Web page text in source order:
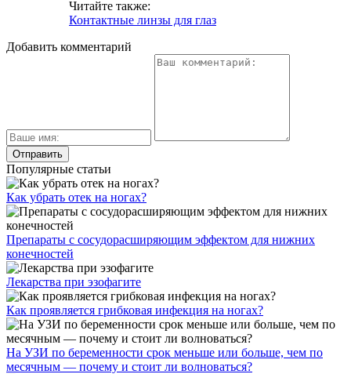
Читайте также:
Контактные линзы для глаз
Добавить комментарий
Популярные статьи
Как убрать отек на ногах?
Препараты с сосудорасширяющим эффектом для нижних
конечностей
Лекарства при эзофагите
Как проявляется грибковая инфекция на ногах?
На УЗИ по беременности срок меньше или больше, чем по
месячным — почему и стоит ли волноваться?